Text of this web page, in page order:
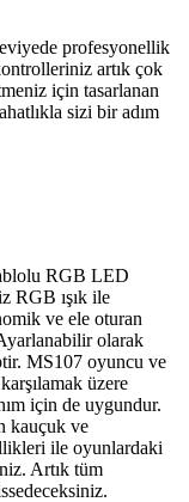
profesyonellik
artık çok
için tasarlanan
sizi bir adım
RGB LED
RGB ışık ile
ve ele oturan
olarak
MS107 oyuncu ve
üzere
için de uygundur.
kauçuk ve
ile oyunlardaki
Artık tüm